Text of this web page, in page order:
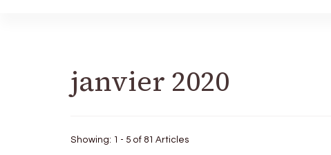
janvier 2020
Showing: 1 - 5 of 81 Articles